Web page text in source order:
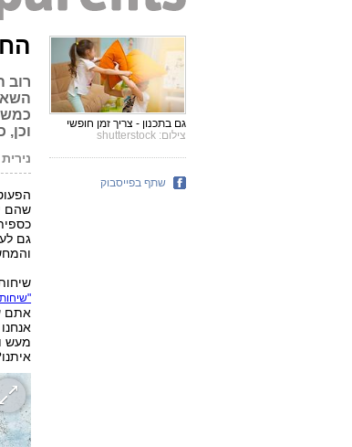
רוב
שהם
גם
אתם
מעש
גם בתכנון - צריך זמן חופשי
צילום: shutterstock
שתף בפייסבוק